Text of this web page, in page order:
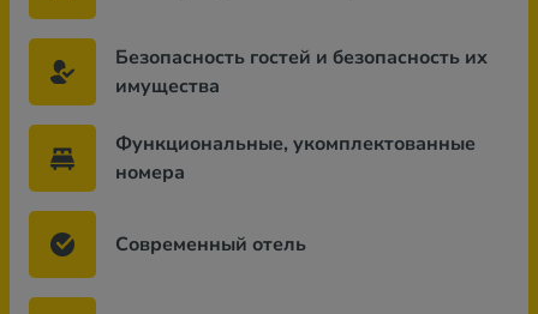
Безопасность гостей и безопасность их
имущества
Функциональные, укомплектованные
номера
Современный отель